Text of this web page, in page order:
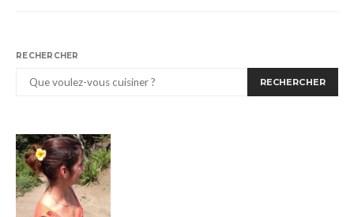
RECHERCHER
RECHERCHER